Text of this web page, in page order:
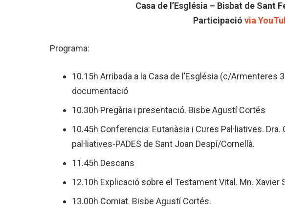
Casa de l’Església – Bisbat de Sant
Participació via
Programa:
10.15h Arribada a la Casa de l’Església (c/Armenteres
documentació
10.30h Pregària i presentació. Bisbe Agustí Cortés
10.45h Conferencia: Eutanàsia i Cures Pal·liatives.
pal·liatives-PADES de Sant Joan Despí/Cornellà.
11.45h Descans
12.10h Explicació sobre el Testament Vital. Mn. Xavier
13.00h Comiat. Bisbe Agustí Cortés.